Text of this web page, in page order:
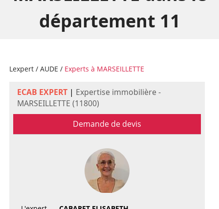
département 11
Lexpert/ AUDE / Experts à MARSEILLETTE
ECAB EXPERT| Expertise immobilière -
MARSEILLETTE (11800)
Demande de devis